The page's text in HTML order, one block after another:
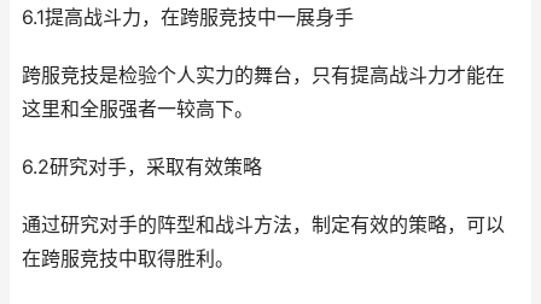
6.1提高战斗力，在跨服竞技中一展身手
跨服竞技是检验个人实力的舞台，只有提高战斗力才能在
这里和全服强者一较高下。
6.2研究对手，采取有效策略
通过研究对手的阵型和战斗方法，制定有效的策略，可以
在跨服竞技中取得胜利。